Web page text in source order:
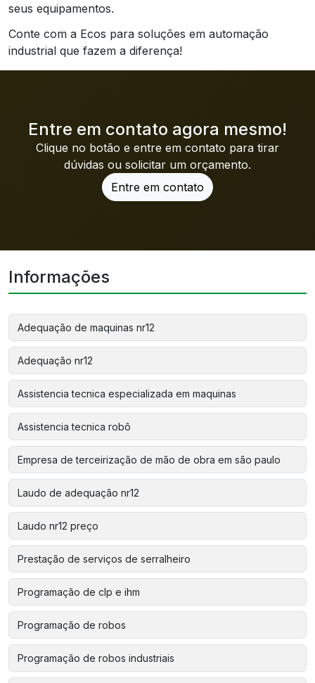
seus equipamentos.
Conte com a Ecos para soluções em automação
industrial que fazem a diferença!
Entre em contato agora mesmo!
Clique no botão e entre em contato para tirar
dúvidas ou solicitar um orçamento.
Entre em contato
Informações
Adequação de maquinas nr12
Adequação nr12
Assistencia tecnica especializada em maquinas
Assistencia tecnica robô
Empresa de terceirização de mão de obra em são paulo
Laudo de adequação nr12
Laudo nr12 preço
Prestação de serviços de serralheiro
Programação de clp e ihm
Programação de robos
Programação de robos industriais